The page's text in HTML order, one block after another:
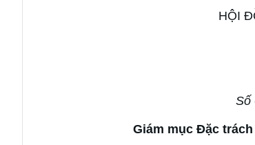
HỘI
Số
Giám mục Đặc